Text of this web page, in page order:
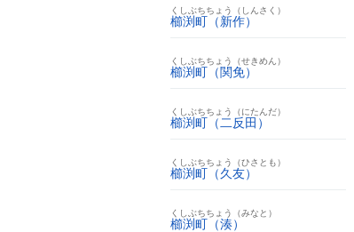
くしぶちちょう（しんさく）
櫛渕町（新作）
くしぶちちょう（せきめん）
櫛渕町（関免）
くしぶちちょう（にたんだ）
櫛渕町（二反田）
くしぶちちょう（ひさとも）
櫛渕町（久友）
くしぶちちょう（みなと）
櫛渕町（湊）